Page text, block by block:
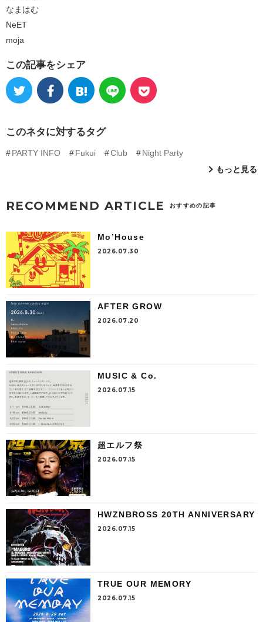
なまはむ
NeET
moja
この記事をシェア
このネタに対するタグ
PARTY INFO Fukui Club
Night Party
もっと見る
RECOMMEND ARTICLE おすすめの記事
Mo’House
2026.07.30
AFTER GROW
2026.07.20
MUSIC & Co.
2026.07.15
超エルフ祭
2026.07.15
HWZNBROSS 20TH ANNIVERSARY
2026.07.15
TRUE OUR MEMORY
2026.07.15